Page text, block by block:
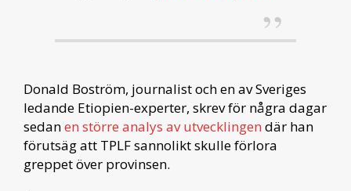
Donald Boström, journalist och en av Sveriges
ledande Etiopien-experter, skrev för några dagar
sedanen större analys av utvecklingen där han
förutsäg att TPLF sannolikt skulle förlora
greppet över provinsen.